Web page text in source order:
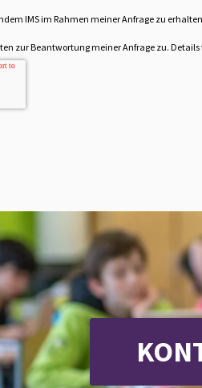
IMS im Rahmen meiner Anfrage zu
zur Beantwortung meiner Anfrage zu. Details